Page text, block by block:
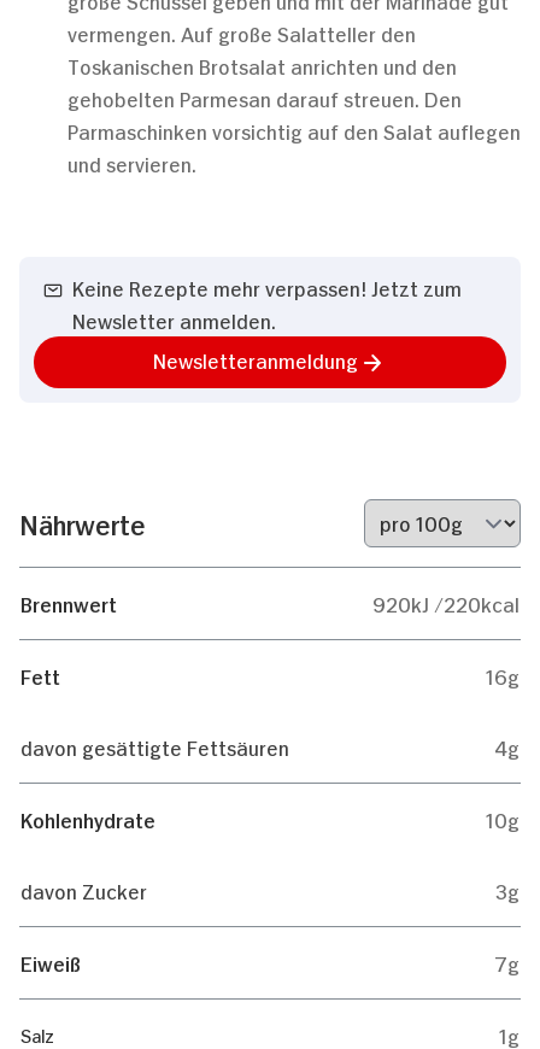
vermengen. Auf große Salatteller den
Toskanischen Brotsalat anrichten und den
gehobelten Parmesan darauf streuen. Den
Parmaschinken vorsichtig auf den Salat auflegen
und servieren.
Keine Rezepte mehr verpassen! Jetzt zum
Newsletter anmelden.
Newsletteranmeldung
Nährwerte
Brennwert 920kJ /220kcal
Fett 16g
davon gesättigte Fettsäuren 4g
Kohlenhydrate 10g
davon Zucker 3g
Eiweiß 7g
Salz 1g